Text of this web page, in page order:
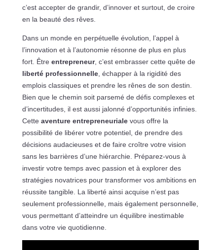
c’est accepter de grandir, d’innover et surtout, de croire
en la beauté des rêves.
Dans un monde en perpétuelle évolution, l’appel à
l’innovation et à l’autonomie résonne de plus en plus
fort. Être entrepreneur, c’est embrasser cette quête de
liberté professionnelle, échapper à la rigidité des
emplois classiques et prendre les rênes de son destin.
Bien que le chemin soit parsemé de défis complexes et
d’incertitudes, il est aussi jalonné d’opportunités infinies.
Cette aventure entrepreneurialevous offre la
possibilité de libérer votre potentiel, de prendre des
décisions audacieuses et de faire croître votre vision
sans les barrières d’une hiérarchie. Préparez-vous à
investir votre temps avec passion et à explorer des
stratégies novatrices pour transformer vos ambitions en
réussite tangible. La liberté ainsi acquise n’est pas
seulement professionnelle, mais également personnelle,
vous permettant d’atteindre un équilibre inestimable
dans votre vie quotidienne.